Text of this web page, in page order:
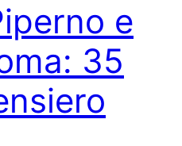
e
35